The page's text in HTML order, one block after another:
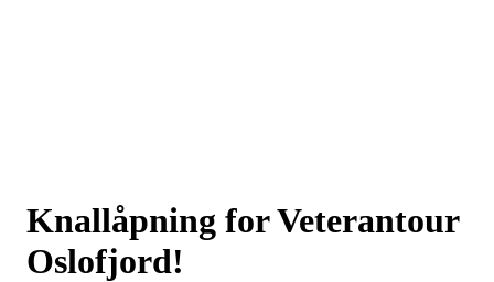
Knallåpning for Veterantour
Oslofjord!